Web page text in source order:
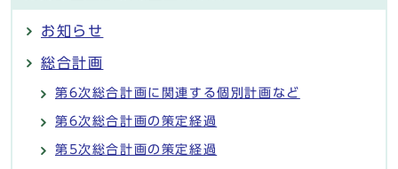
お知らせ
総合計画
第6次総合計画に関連する個別計画など
第6次総合計画の策定経過
第5次総合計画の策定経過